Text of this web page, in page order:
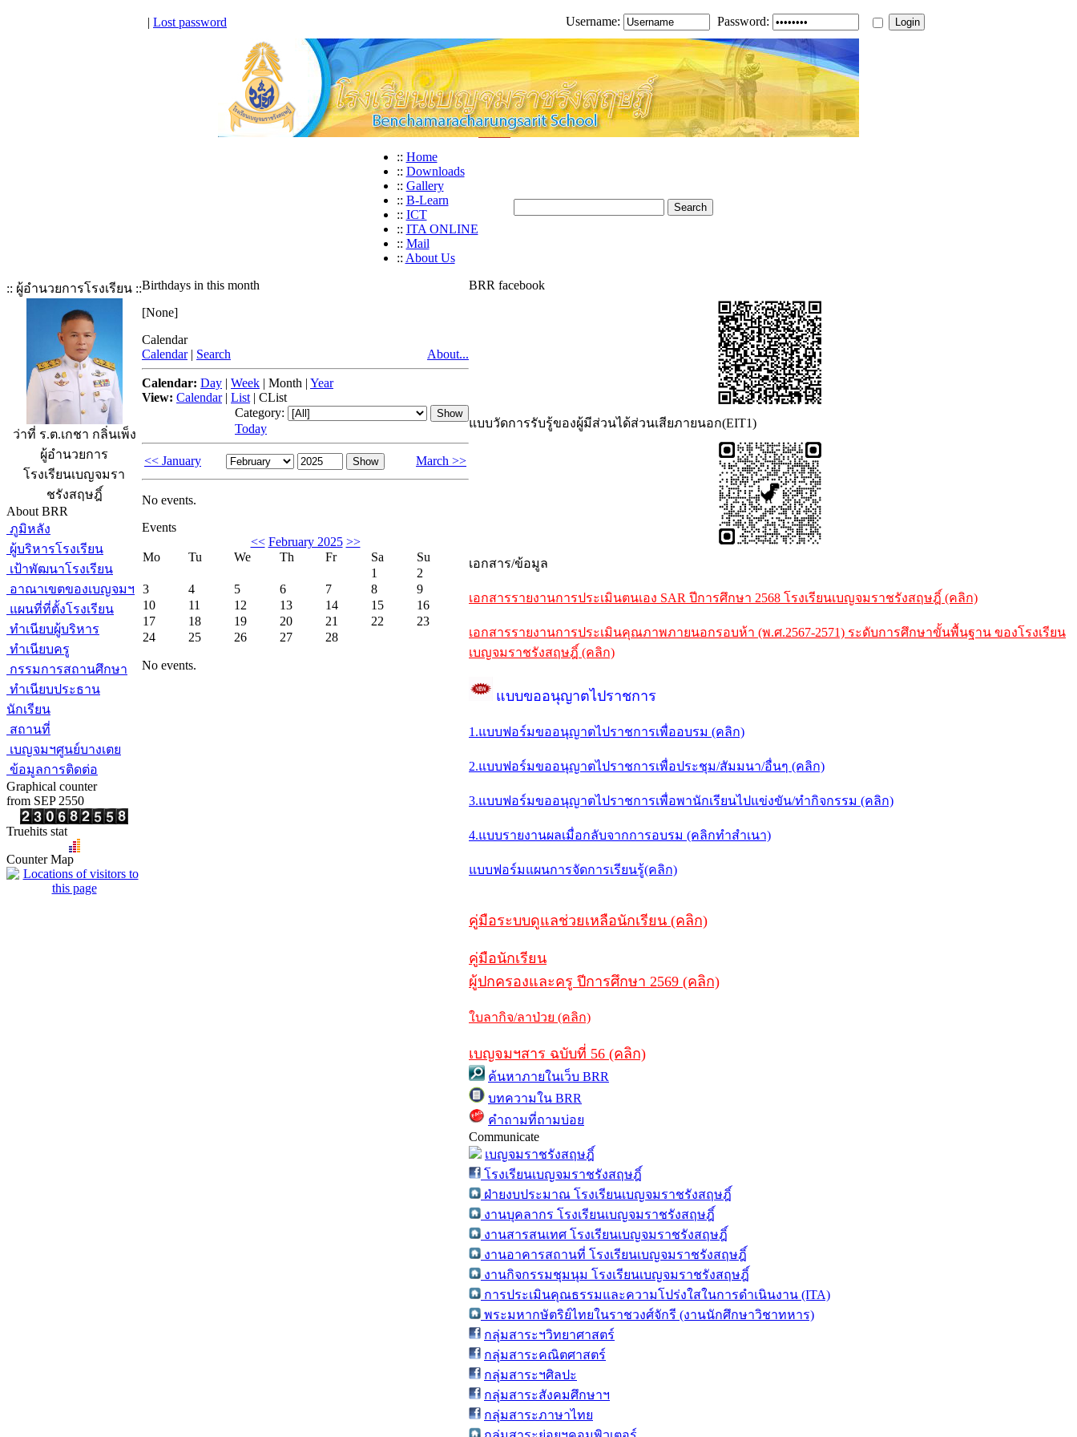
| Lost password Username: Password:
:: Home
:: Downloads
:: Gallery
:: B-Learn
:: ICT
:: ITA ONLINE
:: Mail
:: About Us
:: ผู้อำนวยการโรงเรียน ::
ว่าที่ ร.ต.เกชา กลิ่นเพ็ง
ผู้อำนวยการ
โรงเรียนเบญจมรา
ชรังสฤษฎิ์
About BRR
ภูมิหลัง
ผู้บริหารโรงเรียน
เป้าพัฒนาโรงเรียน
อาณาเขตของเบญจมฯ
แผนที่ที่ตั้งโรงเรียน
ทำเนียบผู้บริหาร
ทำเนียบครู
กรรมการสถานศึกษา
ทำเนียบประธาน
นักเรียน
สถานที่
เบญจมฯศูนย์บางเตย
ข้อมูลการติดต่อ
Graphical counter
from SEP 2550
Truehits stat
Counter Map
Birthdays in this month
[None]
Calendar
Calendar | Search About...
Calendar: Day | Week | Month | Year
View: Calendar| List | CList
Category:
Today
<< January March >>
No events.
Events
<< February 2025 >>
Mo
Tu We Th Fr Sa
Su
1
2
3
4 5 6 7 8
9
10
11 12 13 14 15
16
17
18 19 20 21 22
23
24
25 26 27 28
No events.
BRR facebook
แบบวัดการรับรู้ของผู้มีส่วนได้ส่วนเสียภายนอก(EIT1)
เอกสาร/ข้อมูล
เอกสารรายงานการประเมินตนเอง SAR ปีการศึกษา 2568 โรงเรียนเบญจมราชรังสฤษฎิ์ (คลิก)
เอกสารรายงานการประเมินคุณภาพภายนอกรอบห้า (พ.ศ.2567-2571) ระดับการศึกษาขั้นพื้นฐาน ของโรงเรียน
เบญจมราชรังสฤษฎิ์ (คลิก)
แบบขออนุญาตไปราชการ
1.แบบฟอร์มขออนุญาตไปราชการเพื่ออบรม (คลิก)
2.แบบฟอร์มขออนุญาตไปราชการเพื่อประชุม/สัมมนา/อื่นๆ (คลิก)
3.แบบฟอร์มขออนุญาตไปราชการเพื่อพานักเรียนไปแข่งขัน/ทำกิจกรรม (คลิก)
4.แบบรายงานผลเมื่อกลับจากการอบรม (คลิกทำสำเนา)
แบบฟอร์มแผนการจัดการเรียนรู้(คลิก)
คู่มือระบบดูแลช่วยเหลือนักเรียน (คลิก)
คู่มือนักเรียน
ผู้ปกครองและครู ปีการศึกษา 2569 (คลิก)
ใบลากิจ/ลาป่วย (คลิก)
เบญจมฯสาร ฉบับที่ 56 (คลิก)
ค้นหาภายในเว็บ BRR
บทความใน BRR
คำถามที่ถามบ่อย
Communicate
เบญจมราชรังสฤษฎิ์
โรงเรียนเบญจมราชรังสฤษฎิ์
ฝ่ายงบประมาณ โรงเรียนเบญจมราชรังสฤษฎิ์
งานบุคลากร โรงเรียนเบญจมราชรังสฤษฎิ์
งานสารสนเทศ โรงเรียนเบญจมราชรังสฤษฎิ์
งานอาคารสถานที่ โรงเรียนเบญจมราชรังสฤษฎิ์
งานกิจกรรมชุมนุม โรงเรียนเบญจมราชรังสฤษฎิ์
การประเมินคุณธรรมและความโปร่งใสในการดำเนินงาน (ITA)
พระมหากษัตริย์ไทยในราชวงศ์จักรี (งานนักศึกษาวิชาทหาร)
กลุ่มสาระฯวิทยาศาสตร์
กลุ่มสาระคณิตศาสตร์
กลุ่มสาระฯศิลปะ
กลุ่มสาระสังคมศึกษาฯ
กลุ่มสาระภาษาไทย